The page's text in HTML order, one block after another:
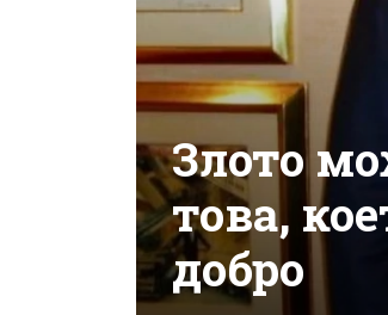
Злото
това,
добро